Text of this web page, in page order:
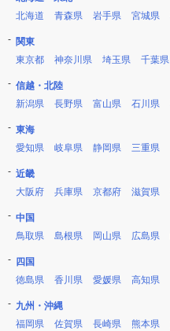
北海道
青森県 岩手県 宮城県
関東
東京都
神奈川県 埼玉県 千葉県
信越・北陸
新潟県
長野県 富山県 石川県
東海
愛知県
岐阜県 静岡県 三重県
近畿
大阪府
兵庫県 京都府 滋賀県
中国
鳥取県
島根県 岡山県 広島県
四国
徳島県
香川県 愛媛県 高知県
九州・沖縄
福岡県
佐賀県 長崎県 熊本県